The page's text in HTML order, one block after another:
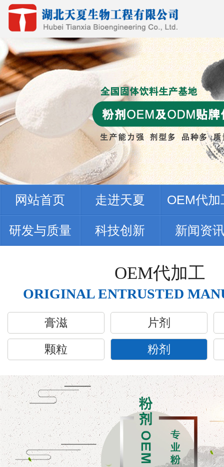
网站首页 走进天夏 OEM代加
研发与质量 科技创新 新闻资
OEM代加工
ORIGINAL ENTRUSTED
膏滋 片剂
颗粒 粉剂